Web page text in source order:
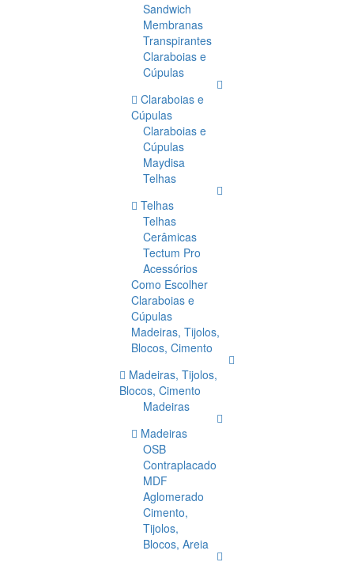
Sandwich
Membranas
Transpirantes
Claraboias e
Cúpulas
Claraboias e
Cúpulas
Claraboias e
Cúpulas
Maydisa
Telhas
Telhas
Telhas
Cerâmicas
Tectum Pro
Acessórios
Como Escolher
Claraboias e
Cúpulas
Madeiras, Tijolos,
Blocos, Cimento
Madeiras, Tijolos,
Blocos, Cimento
Madeiras
Madeiras
OSB
Contraplacado
MDF
Aglomerado
Cimento,
Tijolos,
Blocos, Areia